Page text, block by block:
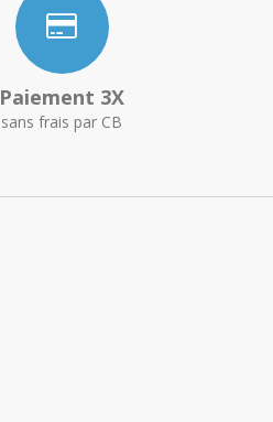
Paiement 3X
sans frais par CB